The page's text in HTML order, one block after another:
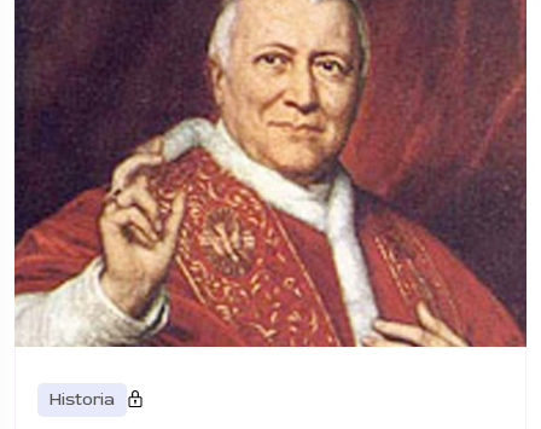
Historia